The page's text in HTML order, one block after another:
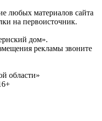
любых материалов сайта
на первоисточник.
дом».
рекламы звоните
области»